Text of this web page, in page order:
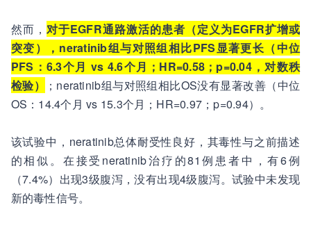
然而， 对于EGFR通路激活的患者（定义为EGFR扩增或
突变），neratinib组与对照组相比PFS显著更长（中位
PFS：6.3个月 vs 4.6个月；HR=0.58；p=0.04，对数秩
检验）
；neratinib组与对照组相比OS没有显著改善（中位
OS：14.4个月 vs 15.3个月；HR=0.97；p=0.94）。
该试验中，neratinib总体耐受性良好，其毒性与之前描述
的相似。在接受neratinib治疗的81例患者中，有6例
（7.4%）出现3级腹泻，没有出现4级腹泻。试验中未发现
新的毒性信号。